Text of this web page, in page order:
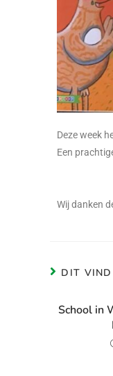
Deze week
Een
Wij danken
DIT VIND
School in